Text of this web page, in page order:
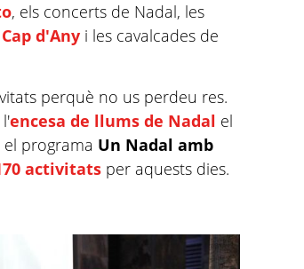
, els concerts de Nadal, les
d'Any i les cavalcades de
perquè no us perdeu res.
encesa de llums de Nadal el
programa Un Nadal amb
activitats per aquests dies.